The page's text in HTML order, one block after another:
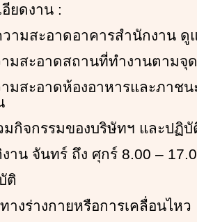
อียดงาน :
วามสะอาดอาคารสำนักงาน ดู
ามสะอาดสถานที่ทำงานตามจุ
ามสะอาดห้องอาหารและภาช
วมกิจกรรมของบริษัทฯ และปฏิ
าน จันทร์ ถึง ศุกร์ 8.00 –
ติ
างร่างกายหรือการเคลื่อนไหว